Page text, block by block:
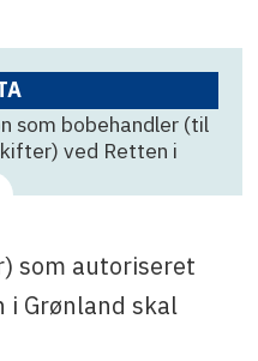
som bobehandler (til
ved Retten i
som autoriseret
i Grønland skal